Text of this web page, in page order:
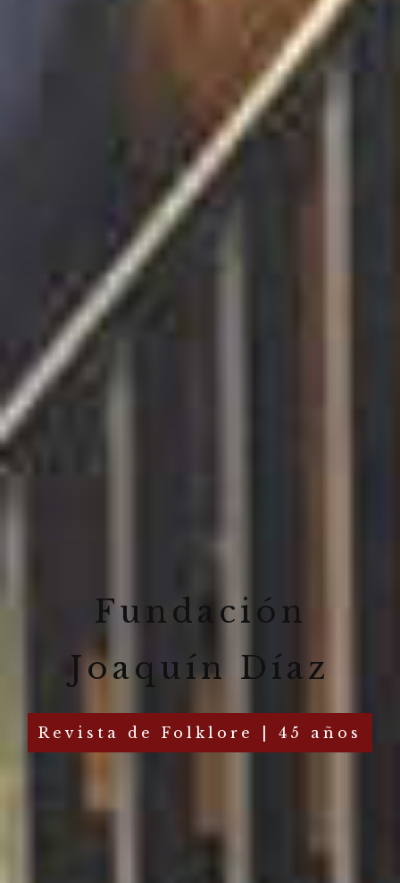
Fundación
Joaquín Díaz
Revista de Folklore | 45 años